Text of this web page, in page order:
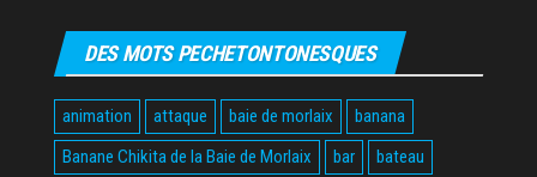
DES MOTS PECHETONTONESQUES
animation attaque baie de morlaix
banana
Banane Chikita de la Baie de Morlaix
bar
bateau